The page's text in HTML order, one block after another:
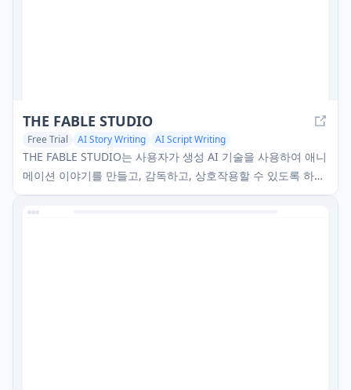
THE FABLE STUDIO
Free Trial AI Story Writing AI Script Writing
THE FABLE STUDIO는 사용자가 생성 AI 기술을 사용하여 애니
메이션 이야기를 만들고, 감독하고, 상호작용할 수 있도록 하는
AI 기반 플랫폼입니다.